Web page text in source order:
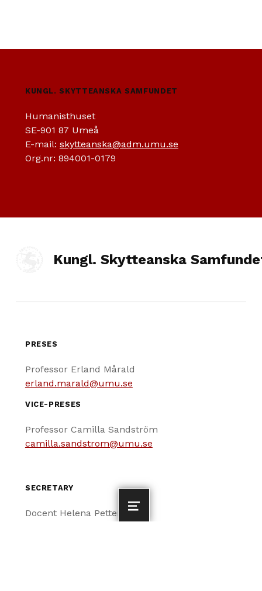
MENU
KUNGL. SKYTTEANSKA SAMFUNDET
Humanisthuset
SE-901 87 Umeå
E-mail: skytteanska@adm.umu.se
Org.nr: 894001-0179
Kungl. Skytteanska
PRESES
Professor Erland Mårald
erland.marald@umu.se
VICE-PRESES
Professor Camilla Sandström
camilla.sandstrom@umu.se
SECRETARY
Docent Helena Pettersson